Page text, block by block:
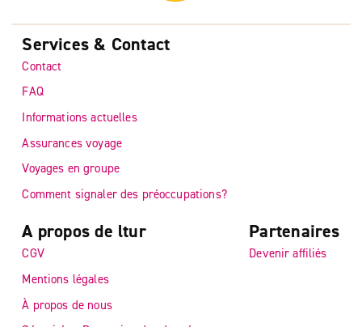
Services & Contact
Contact
FAQ
Informations actuelles
Assurances voyage
Voyages en groupe
Comment signaler des préoccupations?
A propos de ltur
CGV
Mentions légales
À propos de nous
Partenaires
Devenir affiliés